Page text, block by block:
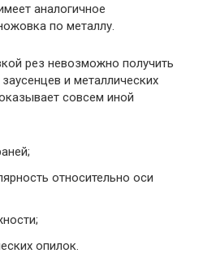
аналогичное
по металлу.
рез невозможно получить
и металлических
совсем иной
относительно оси
опилок.